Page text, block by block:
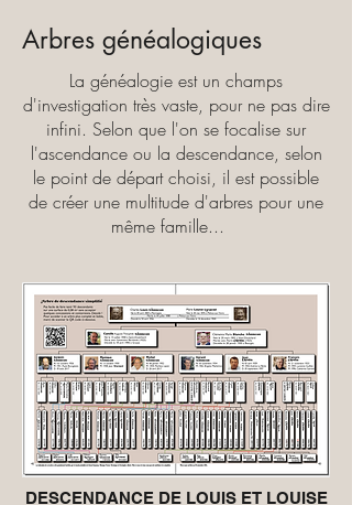
Arbres généalogiques
La généalogie est un champs
d'investigation très vaste, pour ne pas dire
infini. Selon que l'on se focalise sur
l'ascendance ou la descendance, selon
le point de départ choisi, il est possible
de créer une multitude d'arbres pour une
même famille...
DESCENDANCE DE LOUIS ET LOUISE